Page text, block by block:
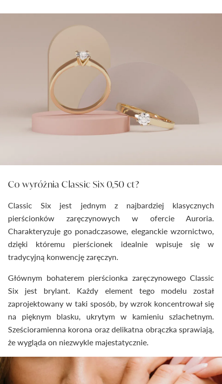
Co wyróżnia Classic Six 0,50 ct?
Classic Six jest jednym z najbardziej klasycznych
pierścionków zaręczynowych w ofercie Auroria.
Charakteryzuje go ponadczasowe, eleganckie wzornictwo,
dzięki któremu pierścionek idealnie wpisuje się w
tradycyjną konwencję zaręczyn.
Głównym bohaterem pierścionka zaręczynowego Classic
Six jest brylant. Każdy element tego modelu został
zaprojektowany w taki sposób, by wzrok koncentrował się
na pięknym blasku, ukrytym w kamieniu szlachetnym.
Sześcioramienna korona oraz delikatna obrączka sprawiają,
że wygląda on niezwykle majestatycznie.